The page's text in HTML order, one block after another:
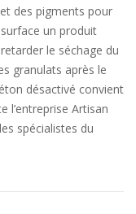
des pigments pour
un produit
le séchage du
granulats après le
désactivé convient
l’entreprise Artisan
spécialistes du